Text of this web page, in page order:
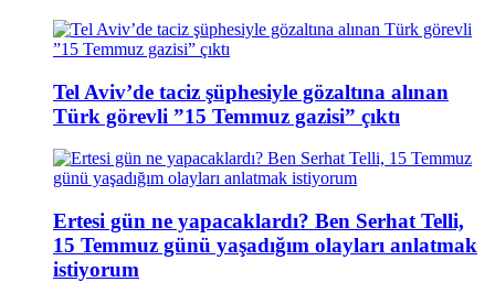
Tel Aviv’de taciz şüphesiyle gözaltına alınan
Türk görevli ”15 Temmuz gazisi” çıktı
Ertesi gün ne yapacaklardı? Ben Serhat Telli,
15 Temmuz günü yaşadığım olayları anlatmak
istiyorum